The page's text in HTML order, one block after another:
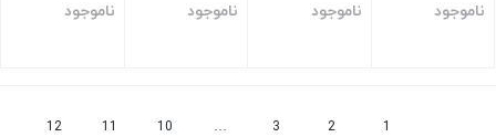
ناموجود ناموجود ناموجود ناموجود
1
2
3
…
10
11
12